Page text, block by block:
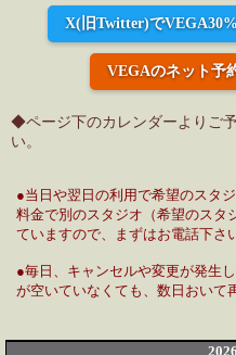
X(旧Twitter)で
VEGAのネット予
◆ページ下のカレンダーよりご
い。
●当日や翌日の利用で希望のスタ
料金で別のスタジオ（希望のスタ
ていますので、まずはお電話下さ
●毎日、キャンセルや変更が発生
が空いていなくても、数日おいて